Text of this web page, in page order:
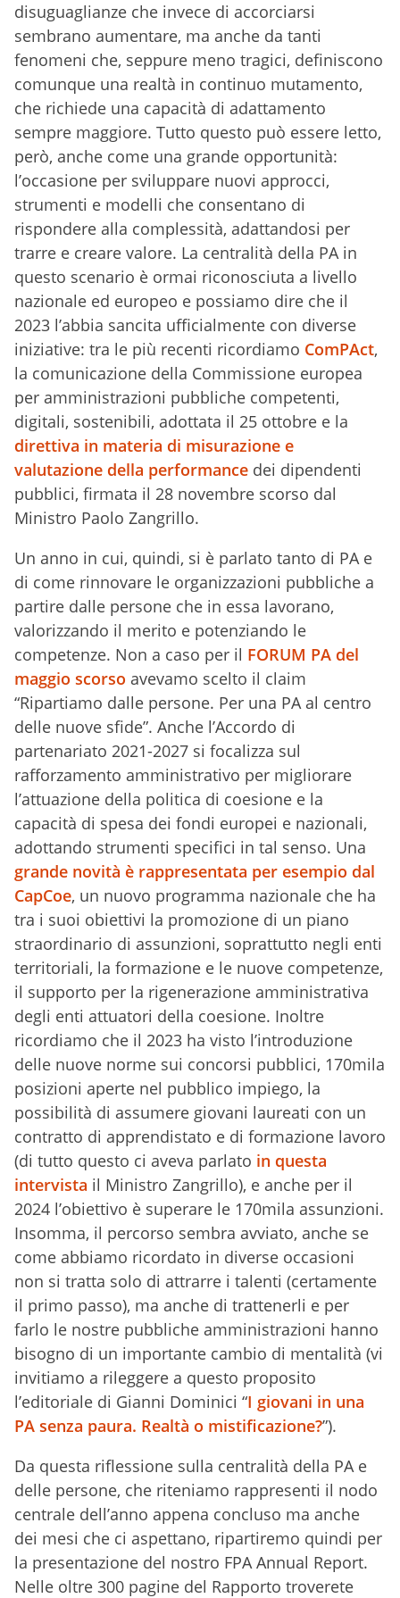
disuguaglianze che invece di accorciarsi
sembrano aumentare, ma anche da tanti
fenomeni che, seppure meno tragici, definiscono
comunque una realtà in continuo mutamento,
che richiede una capacità di adattamento
sempre maggiore. Tutto questo può essere letto,
però, anche come una grande opportunità:
l’occasione per sviluppare nuovi approcci,
strumenti e modelli che consentano di
rispondere alla complessità, adattandosi per
trarre e creare valore. La centralità della PA in
questo scenario è ormai riconosciuta a livello
nazionale ed europeo e possiamo dire che il
2023 l’abbia sancita ufficialmente con diverse
iniziative: tra le più recenti ricordiamo ComPAct,
la comunicazione della Commissione europea
per amministrazioni pubbliche competenti,
digitali, sostenibili, adottata il 25 ottobre e la
direttiva in materia di misurazione e
valutazione della performance dei dipendenti
pubblici, firmata il 28 novembre scorso dal
Ministro Paolo Zangrillo.
Un anno in cui, quindi, si è parlato tanto di PA e
di come rinnovare le organizzazioni pubbliche a
partire dalle persone che in essa lavorano,
valorizzando il merito e potenziando le
competenze. Non a caso per il FORUM PA del
maggio scorso avevamo scelto il claim
“Ripartiamo dalle persone. Per una PA al centro
delle nuove sfide”. Anche l’Accordo di
partenariato 2021-2027 si focalizza sul
rafforzamento amministrativo per migliorare
l’attuazione della politica di coesione e la
capacità di spesa dei fondi europei e nazionali,
adottando strumenti specifici in tal senso. Una
grande novità è rappresentata per esempio dal
CapCoe, un nuovo programma nazionale che ha
tra i suoi obiettivi la promozione di un piano
straordinario di assunzioni, soprattutto negli enti
territoriali, la formazione e le nuove competenze,
il supporto per la rigenerazione amministrativa
degli enti attuatori della coesione. Inoltre
ricordiamo che il 2023 ha visto l’introduzione
delle nuove norme sui concorsi pubblici, 170mila
posizioni aperte nel pubblico impiego, la
possibilità di assumere giovani laureati con un
contratto di apprendistato e di formazione lavoro
(di tutto questo ci aveva parlato in questa
intervista il Ministro Zangrillo), e anche per il
2024 l’obiettivo è superare le 170mila assunzioni.
Insomma, il percorso sembra avviato, anche se
come abbiamo ricordato in diverse occasioni
non si tratta solo di attrarre i talenti (certamente
il primo passo), ma anche di trattenerli e per
farlo le nostre pubbliche amministrazioni hanno
bisogno di un importante cambio di mentalità (vi
invitiamo a rileggere a questo proposito
l’editoriale di Gianni Dominici “I giovani in una
PA senza paura. Realtà o mistificazione?”).
Da questa riflessione sulla centralità della PA e
delle persone, che riteniamo rappresenti il nodo
centrale dell’anno appena concluso ma anche
dei mesi che ci aspettano, ripartiremo quindi per
la presentazione del nostro FPA Annual Report.
Nelle oltre 300 pagine del Rapporto troverete